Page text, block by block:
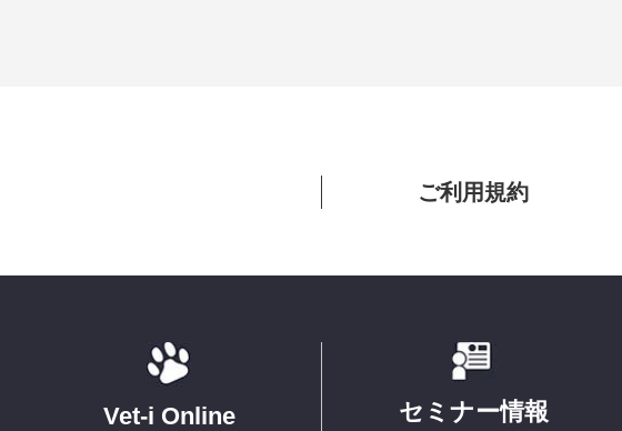
ご利用規約
Vet-i Online セミナー情報